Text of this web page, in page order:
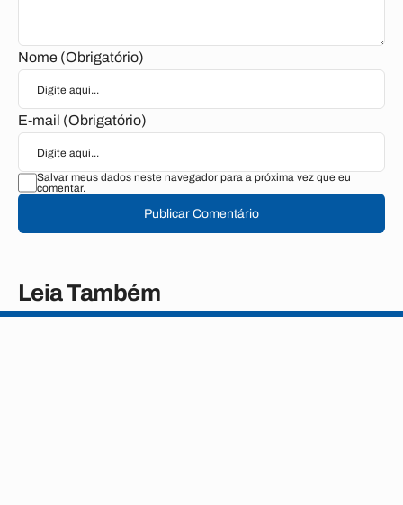
Nome (Obrigatório)
E-mail (Obrigatório)
Salvar meus dados neste navegador para a próxima vez que eu
comentar.
Publicar Comentário
Leia Também